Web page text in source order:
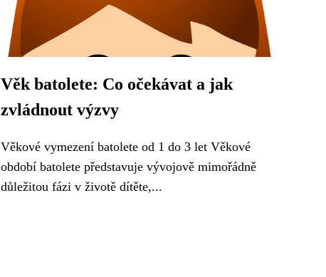
Věk batolete: Co očekávat a jak
zvládnout výzvy
Věkové vymezení batolete od 1 do 3 let Věkové
období batolete představuje vývojově mimořádně
důležitou fázi v životě dítěte,...